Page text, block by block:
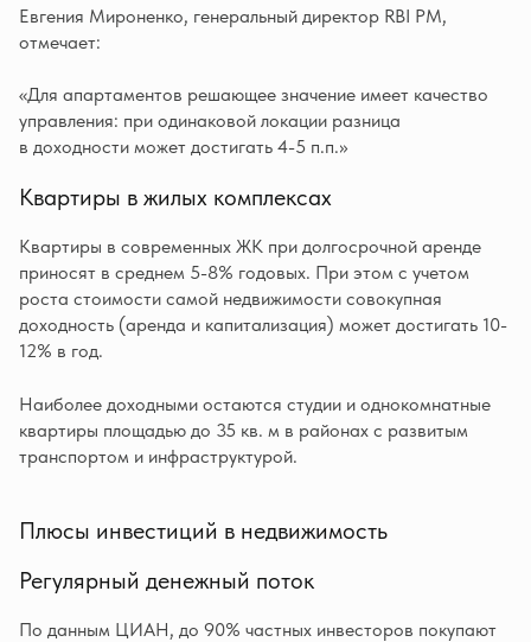
Евгения Мироненко, генеральный директор RBI PM,
отмечает:
«Для апартаментов решающее значение имеет качество
управления: при одинаковой локации разница
в доходности может достигать 4-5 п.п.»
Квартиры в жилых комплексах
Квартиры в современных ЖК при долгосрочной аренде
приносят в среднем 5-8% годовых. При этом с учетом
роста стоимости самой недвижимости совокупная
доходность (аренда и капитализация) может достигать 10-
12% в год.
Наиболее доходными остаются студии и однокомнатные
квартиры площадью до 35 кв. м в районах с развитым
транспортом и инфраструктурой.
Плюсы инвестиций в недвижимость
Регулярный денежный поток
По данным ЦИАН, до 90% частных инвесторов покупают